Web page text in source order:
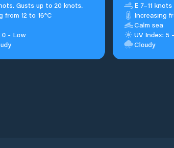
Gusts up to 20 knots.
from 12 to 16°C
0 - Low
E 7–11
Increasing
Calm sea
UV Index: 5
Cloudy